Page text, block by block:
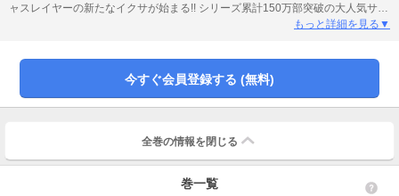
ャスレイヤーの新たなイクサが始まる!! シリーズ累計150万部突破の大人気サイ
もっと詳細を見る▼
今すぐ会員登録する (無料)
全巻の情報を 閉じる
巻一覧